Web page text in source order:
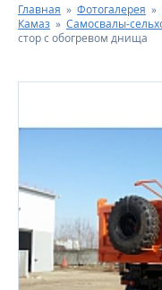
СЕРВИС И ГАРАНТИЙНЫЕ
ЗАПАСНЫЕ ЧАСТИ
РЕМОНТ ДВИГАТЕЛЕЙ
ФИНАНСОВЫЙ СЕРВИС
ФОТОГАЛЕРЕЯ
КОНТАКТНАЯ
Главная » Фотогалерея »
Камаз » Самосвалы-
стор с обогревом днища